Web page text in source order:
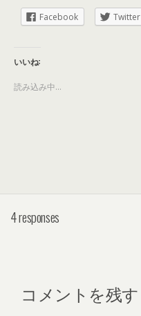
Facebook Twitter
いいね:
読み込み中...
4 responses
コメントを残す